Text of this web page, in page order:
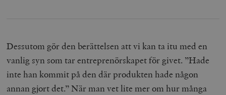
Dessutom gör den berättelsen att vi kan ta itu med en
vanlig syn som tar entreprenörskapet för givet. ”Hade
inte han kommit på den där produkten hade någon
annan gjort det.” När man vet lite mer om hur många